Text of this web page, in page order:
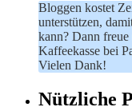
Bloggen kostet
unterstützen,
kann? Dann
Kaffeekasse bei
Vielen Dank!
Nützliche